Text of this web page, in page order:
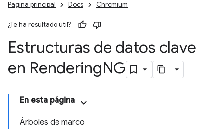
Página principal Docs Chromium
¿Te ha resultado útil?
Estructuras de datos clave
en RenderingNG
En esta página
Árboles de marco